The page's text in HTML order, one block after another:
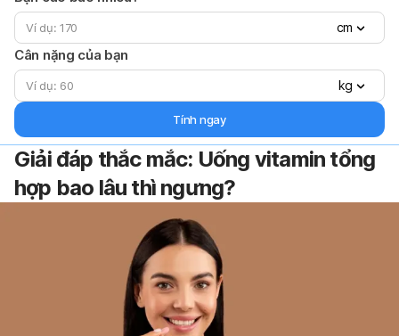
cm
Cân nặng của bạn
kg
Tính ngay
Giải đáp thắc mắc: Uống vitamin tổng
hợp bao lâu thì ngưng?